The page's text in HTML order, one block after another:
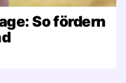
So fördern